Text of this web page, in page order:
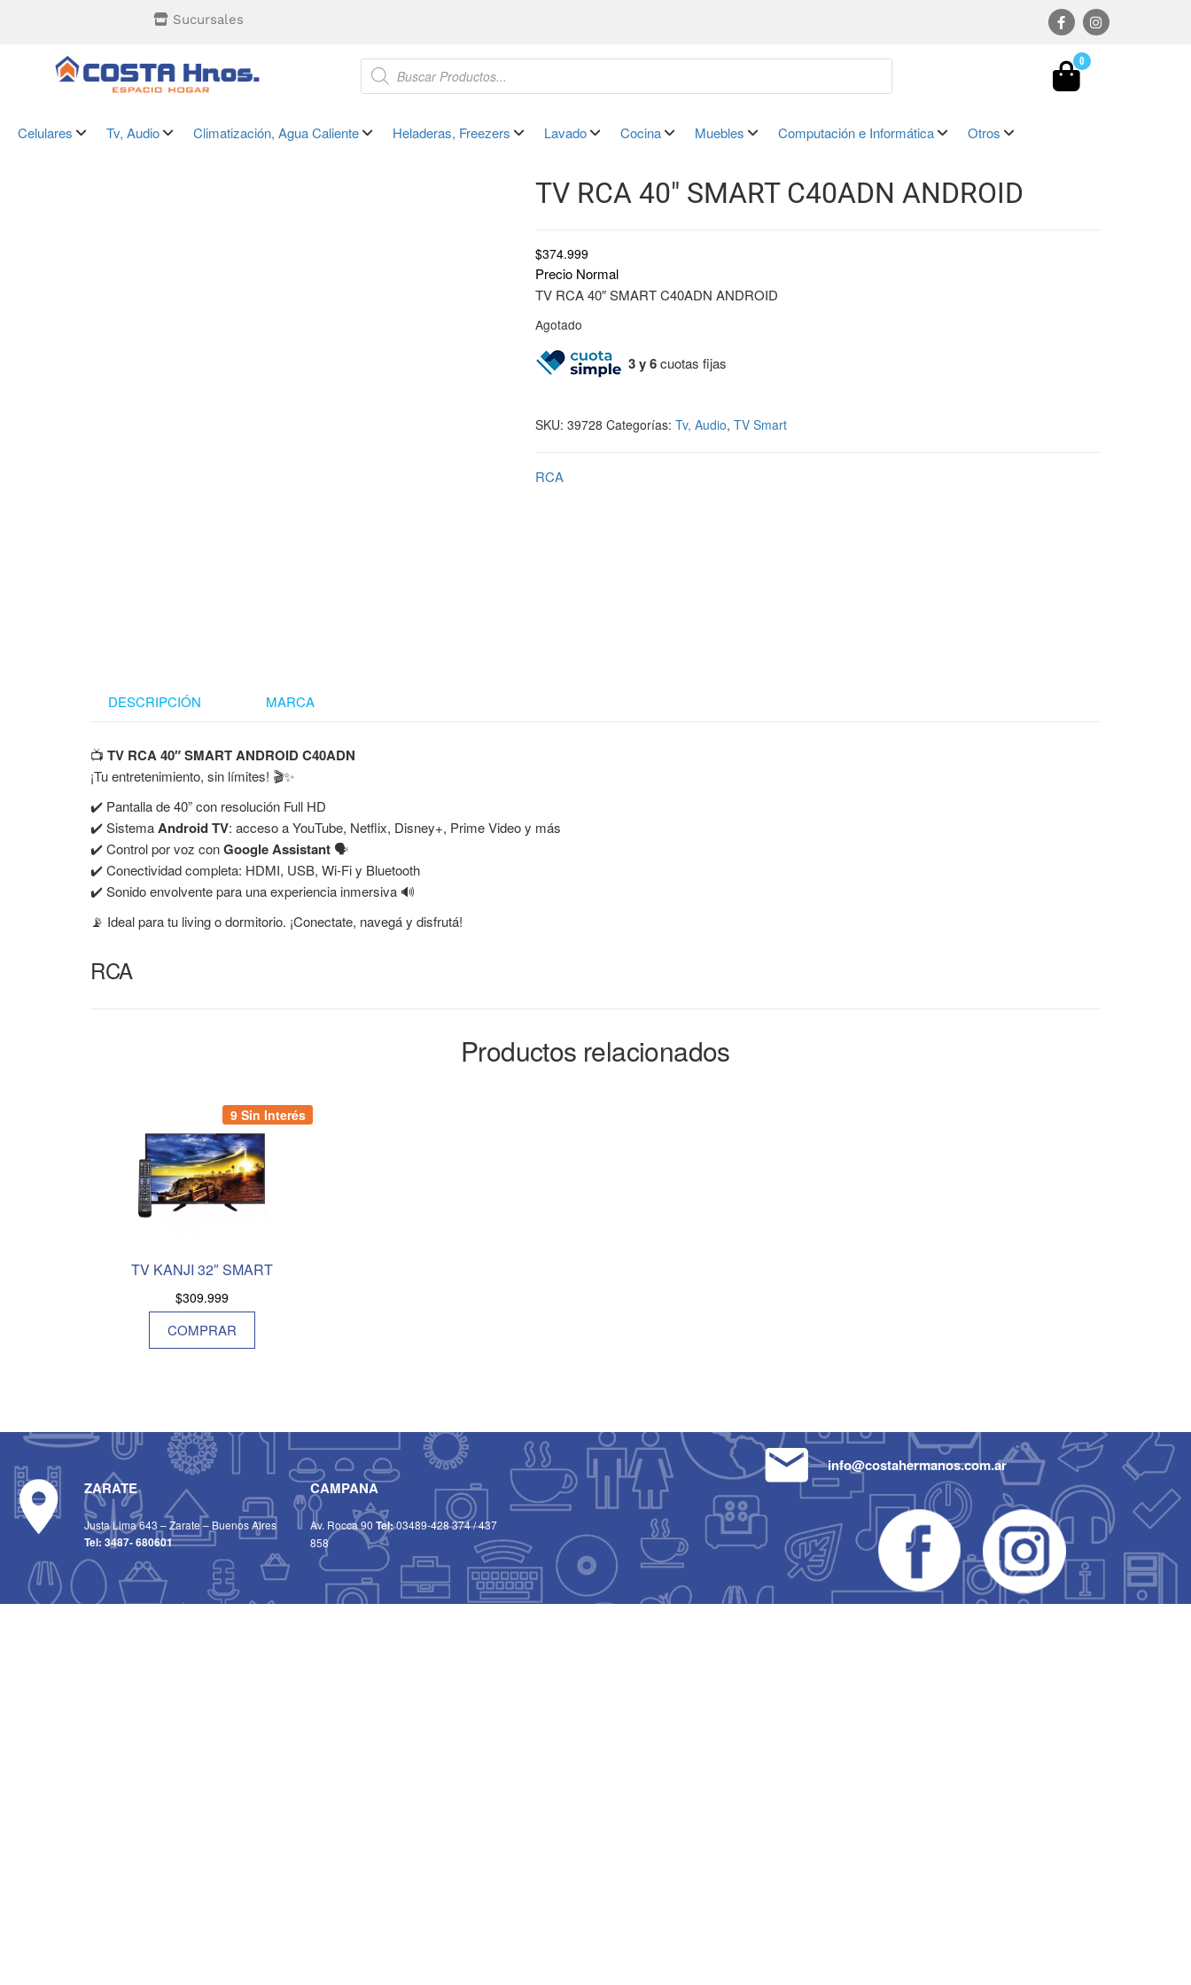
Sucursales
0
Celulares Tv, Audio Climatización, Agua Caliente Heladeras, Freezers Lavado Cocina Muebles Computación e Informática Otros
TV RCA 40″ SMART C40ADN ANDROID
$374.999
Precio Normal
TV RCA 40″ SMART C40ADN ANDROID
Agotado
3 y 6cuotas fijas
SKU: 39728 Categorías: Tv, Audio, TV Smart
RCA
DESCRIPCIÓN MARCA
📺 TV RCA 40″ SMART ANDROID C40ADN
¡Tu entretenimiento, sin límites! 🎬✨
✔️ Pantalla de 40” con resolución Full HD
✔️ SistemaAndroid TV: acceso a YouTube, Netflix, Disney+, Prime Video y más
✔️ Control por voz conGoogle Assistant 🗣️
✔️ Conectividad completa: HDMI, USB, Wi-Fi y Bluetooth
✔️ Sonido envolvente para una experiencia inmersiva 🔊
📡 Ideal para tu living o dormitorio. ¡Conectate, navegá y disfrutá!
RCA
Productos relacionados
9 Sin Interés
TV KANJI 32″ SMART
$309.999
COMPRAR
ZARATE
Justa Lima 643 – Zarate – Buenos Aires
Tel: 3487- 680601
CAMPANA
Av. Rocca 90Tel:03489-428 374/437
858
info@costahermanos.com.ar